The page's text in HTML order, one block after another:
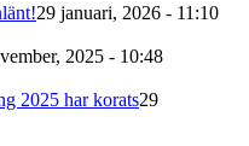
29 januari, 2026 - 11:10
2025 - 10:48
2025 har korats29